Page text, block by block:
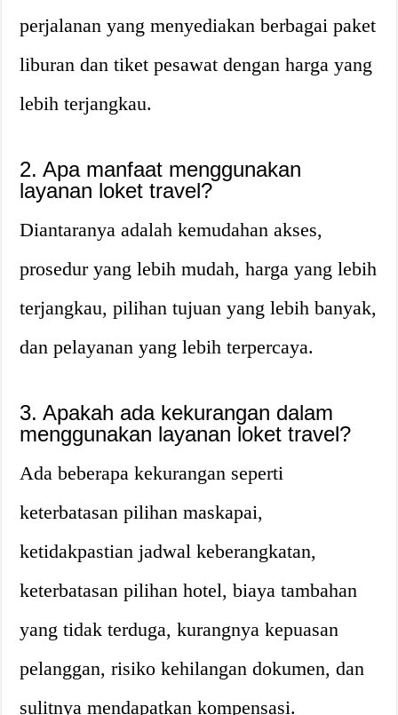
perjalanan yang menyediakan berbagai paket
liburan dan tiket pesawat dengan harga yang
lebih terjangkau.
2. Apa manfaat menggunakan
layanan loket travel?
Diantaranya adalah kemudahan akses,
prosedur yang lebih mudah, harga yang lebih
terjangkau, pilihan tujuan yang lebih banyak,
dan pelayanan yang lebih terpercaya.
3. Apakah ada kekurangan dalam
menggunakan layanan loket travel?
Ada beberapa kekurangan seperti
keterbatasan pilihan maskapai,
ketidakpastian jadwal keberangkatan,
keterbatasan pilihan hotel, biaya tambahan
yang tidak terduga, kurangnya kepuasan
pelanggan, risiko kehilangan dokumen, dan
sulitnya mendapatkan kompensasi.